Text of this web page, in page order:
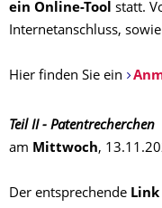
ein Online-Tool statt.
Internetanschluss,
Hier finden Sie ein
Teil II - Patentrecherchen
am Mittwoch,
Der entsprechende